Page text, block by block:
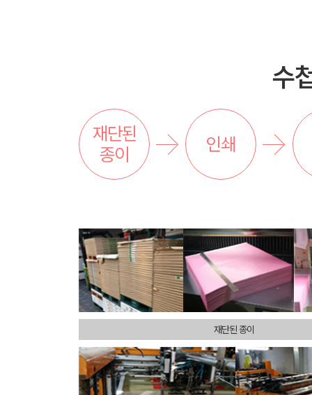
수
재단된
종이
인쇄
재단된 종이